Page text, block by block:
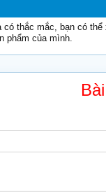
có thắc mắc, bạn có
phẩm của mình.